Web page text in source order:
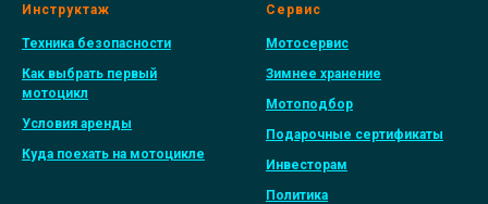
Инструктаж
Техника безопасности
Как выбрать первый
мотоцикл
Условия аренды
Куда поехать на мотоцикле
Сервис
Мотосервис
Зимнее хранение
Мотоподбор
Подарочные сертификаты
Инвесторам
Политика